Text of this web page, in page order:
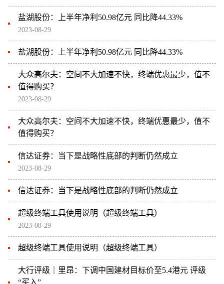
盐湖股份：上半年净利50.98亿元 同比降44.33%
2023-08-29
盐湖股份：上半年净利50.98亿元 同比降44.33%
大众高尔夫：空间不大加速不快，终端优惠最少，值不
值得购买？
2023-08-29
大众高尔夫：空间不大加速不快，终端优惠最少，值不
值得购买？
信达证券：当下是战略性底部的判断仍然成立
2023-08-29
信达证券：当下是战略性底部的判断仍然成立
超级终端工具使用说明（超级终端工具）
2023-08-29
超级终端工具使用说明（超级终端工具）
大行评级｜里昂：下调中国建材目标价至5.4港元 评级